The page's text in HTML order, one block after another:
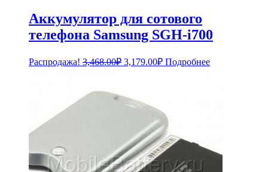
Аккумулятор для сотового
телефона Samsung SGH-i700
Распродажа! 3,468.00₽ Первоначальная
3,179.00₽Текущая
цена:
Подробнее